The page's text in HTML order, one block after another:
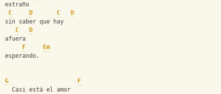
extraño
C
D C
D
sin saber que hay
C
D
afuera
F
Em
esperando.
G
F
  Casi está el amor